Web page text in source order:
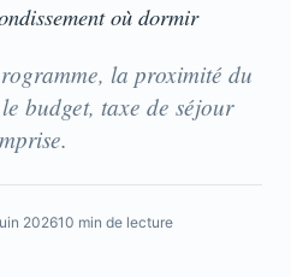
où dormir
la proximité du
budget, taxe de séjour
202610 min de lecture